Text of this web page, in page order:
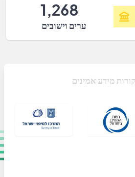
1,268
ערים וישובים
מידע אמינים